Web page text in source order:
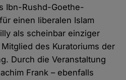
Ibn-Rushd-Goethe-
einen liberalen Islam
als scheinbar einziger
des Kuratoriums der
Durch die Veranstaltung
Frank – ebenfalls